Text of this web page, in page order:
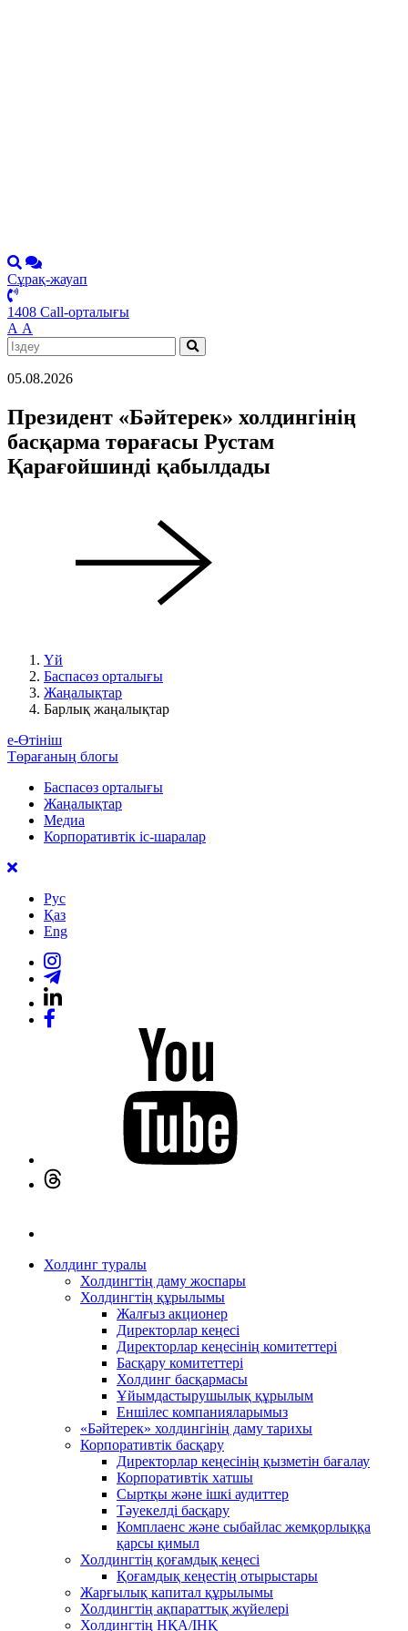
Сұрақ-жауап
1408 Call-орталығы
А А
05.08.2026
Президент «Бәйтерек» холдингінің
басқарма төрағасы Рустам
Қарағойшинді қабылдады
Үй
Баспасөз орталығы
Жаңалықтар
Барлық жаңалықтар
е-Өтініш
Төрағаның блогы
Баспасөз орталығы
Жаңалықтар
Медиа
Корпоративтік іс-шаралар
Рус
Қаз
Eng
Холдинг туралы
Холдингтің даму жоспары
Холдингтің құрылымы
Жалғыз акционер
Директорлар кеңесі
Директорлар кеңесінің комитеттері
Басқару комитеттері
Холдинг басқармасы
Ұйымдастырушылық құрылым
Еншілес компанияларымыз
«Бәйтерек» холдингінің даму тарихы
Корпоративтік басқару
Директорлар кеңесінің қызметін бағалау
Корпоративтік хатшы
Сыртқы және ішкі аудиттер
Тәуекелді басқару
Комплаенс және сыбайлас жемқорлыққа
қарсы қимыл
Холдингтің қоғамдық кеңесі
Қоғамдық кеңестің отырыстары
Жарғылық капитал құрылымы
Холдингтің ақпараттық жүйелері
Холдингтің НҚА/ІНҚ